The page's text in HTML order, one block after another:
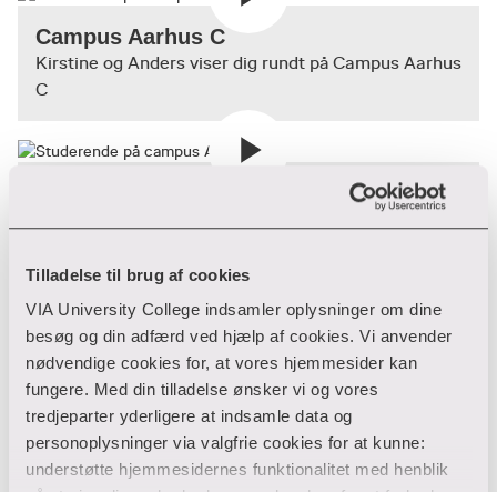
Tilladelse til brug af cookies
VIA University College indsamler oplysninger om dine
besøg og din adfærd ved hjælp af cookies. Vi anvender
nødvendige cookies for, at vores hjemmesider kan
fungere. Med din tilladelse ønsker vi og vores
tredjeparter yderligere at indsamle data og
personoplysninger via valgfrie cookies for at kunne:
understøtte hjemmesidernes funktionalitet med henblik
Campus Aarhus C
Kirstine og Anders viser dig rundt på Campus Aarhus
C
Campus Herning
Carl og Sarah viser dig rundt på Campus Herning
Campus Holstebro